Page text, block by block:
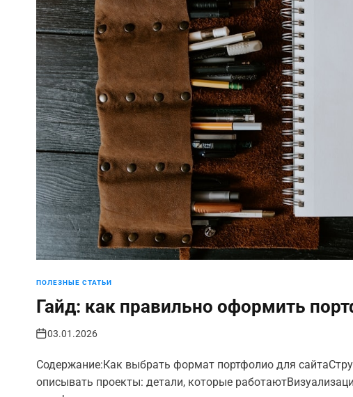
ПОЛЕЗНЫЕ СТАТЬИ
Гайд: как правильно оформить
03.01.2026
Содержание:Как выбрать формат портфолио для
описывать проекты: детали, которые